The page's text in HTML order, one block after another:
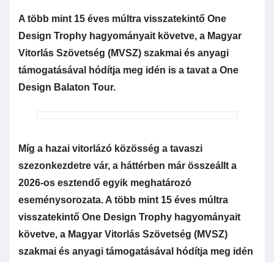
A több mint 15 éves múltra visszatekintő One
Design Trophy hagyományait követve, a Magyar
Vitorlás Szövetség (MVSZ) szakmai és anyagi
támogatásával hódítja meg idén is a tavat a One
Design Balaton Tour.
Míg a hazai vitorlázó közösség a tavaszi
szezonkezdetre vár, a háttérben már összeállt a
2026-os esztendő egyik meghatározó
eseménysorozata. A több mint 15 éves múltra
visszatekintő One Design Trophy hagyományait
követve, a Magyar Vitorlás Szövetség (MVSZ)
szakmai és anyagi támogatásával hódítja meg idén